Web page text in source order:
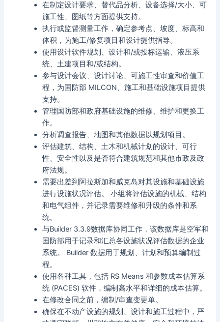
在制定设计要求、替代品分析、设备选择/大小、可
施工性、图纸等方面提供支持。
执行或监督测量工作，确定参考点、坡度、标高和
体积，为施工/修复项目和设计提供指导。
使用设计软件规划、设计和/或投标运输、液压系
统、土建项目和/或结构。
参与设计会议、设计讨论、可施工性审查和价值工
程，为国防部 MILCON、施工和基础设施项目提供
支持。
管理国防部和政府基础设施的维修、维护和更换工
作。
分析调查报告、地图和其他数据以规划项目。
评估建筑、结构、土木和机械计划的设计、可行
性、安全性以及是否符合建筑规范和其他市政及政
府法规。
需要出差到阿拉斯加和威克岛对其设施和基础设施
进行设施状况评估。 小组将评估设施的机械、结构
和电气组件，并记录需要维修和升级的条件和系
统。
与Builder 3.3.9数据库协同工作，该数据库是空军和
国防部用于记录和汇总各设施状况评估数据的企业
系统。 Builder 数据用于规划、计划和预算编制过
程。
使用各种工具，包括 RS Means 和参数成本估算系
统 (PACES) 软件，编制高水平和详细的成本估算。
在修改合同之前，编制/审查变更单。
确保在不动产设施的规划、设计和施工过程中，严